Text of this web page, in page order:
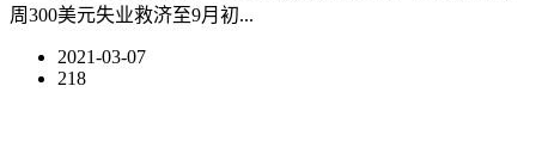
周300美元失业救济至9月初...
2021-03-07
218